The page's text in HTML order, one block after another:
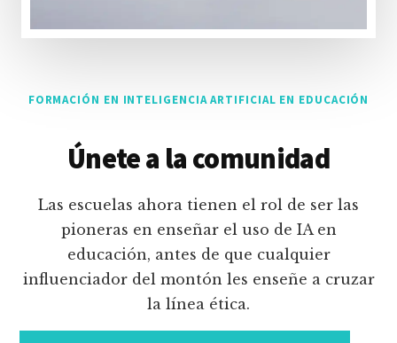
FORMACIÓN EN INTELIGENCIA ARTIFICIAL EN EDUCACIÓN
Únete a la comunidad
Las escuelas ahora tienen el rol de ser las
pioneras en enseñar el uso de IA en
educación, antes de que cualquier
influenciador del montón les enseñe a cruzar
la línea ética.